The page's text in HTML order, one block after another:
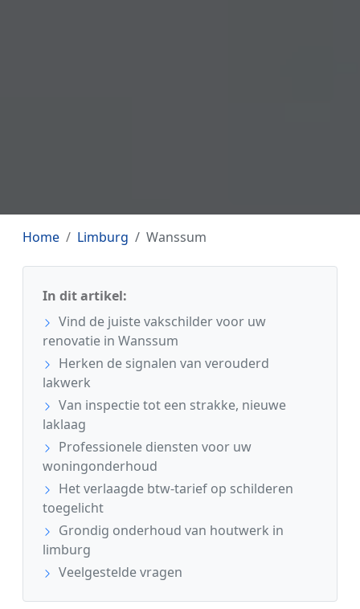
Home Limburg Wanssum
In dit artikel:
Vind de juiste vakschilder voor uw
renovatie in Wanssum
Herken de signalen van verouderd
lakwerk
Van inspectie tot een strakke, nieuwe
laklaag
Professionele diensten voor uw
woningonderhoud
Het verlaagde btw-tarief op schilderen
toegelicht
Grondig onderhoud van houtwerk in
limburg
Veelgestelde vragen